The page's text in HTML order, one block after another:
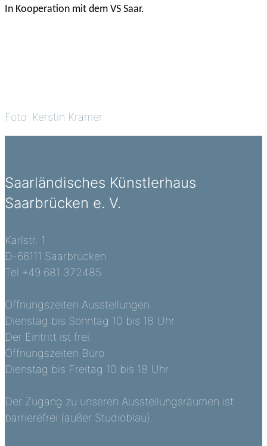
In Kooperation mit dem VS Saar.
Foto: Kerstin Krämer
Saarländisches Künstlerhaus
Saarbrücken e. V.
Karlstr. 1
D-66111 Saarbrücken
Tel +49 681 372485
Öffnungszeiten Ausstellungen
Dienstag bis Sonntag 10 bis 18 Uhr
Der Eintritt ist frei.
Öffnungszeiten Büro
Dienstag bis Freitag 10 bis 18 Uhr
Der Zugang zu unseren Ausstellungsräumen ist
barrierefrei (außer Studioblau).